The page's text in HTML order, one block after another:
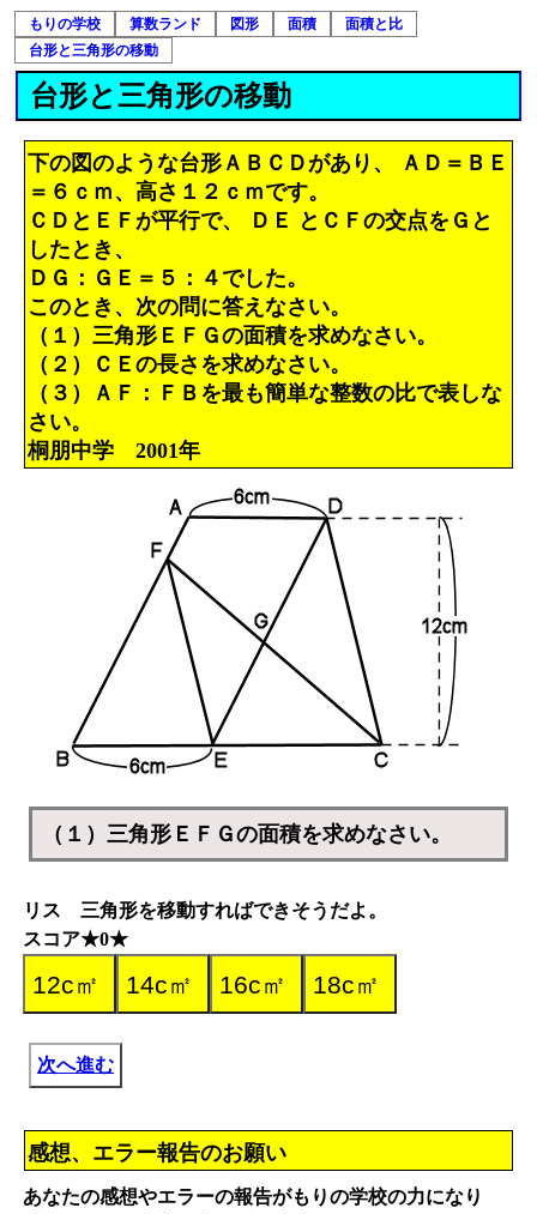
もりの学校 算数ランド 図形 面積
面積と比
台形と三角形の移動
台形と三角形の移動
下の図のような台形ＡＢＣＤがあり、 ＡＤ＝ＢＥ
＝６ｃｍ、高さ１２ｃｍです。
ＣＤとＥＦが平行で、 ＤＥ とＣＦの交点をＧと
したとき、
ＤＧ：ＧＥ＝５：４でした。
このとき、次の問に答えなさい。
（１）三角形ＥＦＧの面積を求めなさい。
（２）ＣＥの長さを求めなさい。
（３）ＡＦ：ＦＢを最も簡単な整数の比で表しな
さい。
桐朋中学 2001年
（１）三角形ＥＦＧの面積を求めなさい。
リス 三角形を移動すればできそうだよ。
スコア★0★
次へ進む
感想、エラー報告のお願い
あなたの感想やエラーの報告がもりの学校の力になり